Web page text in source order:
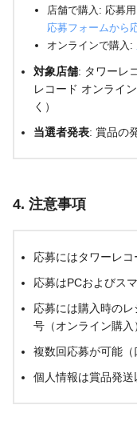
店舗で購入: 応募
応募フォームから
オンラインで購入:
対象店舗: タワーレ
レコード オンライ
く）
当選者発表: 賞品の
4. 注意事項
応募にはタワーレ
応募はPCおよびス
応募には購入時の
号（オンライン購入
複数回応募が可能（
個人情報は賞品発